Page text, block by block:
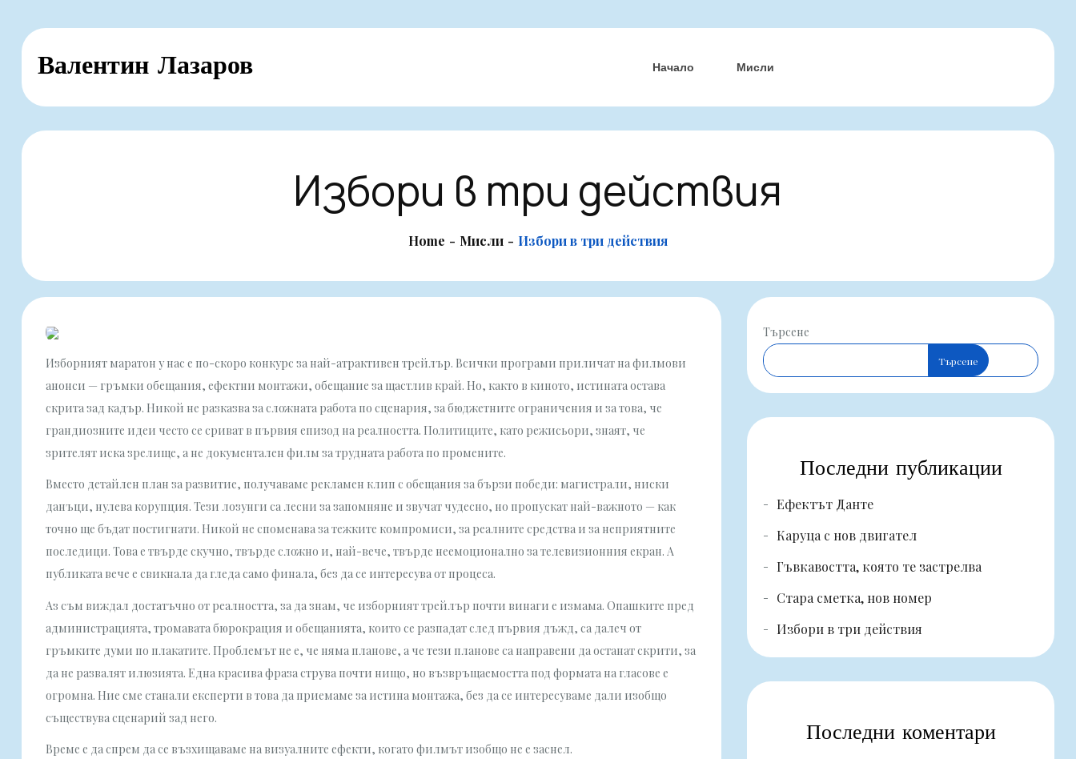
content
Валентин Лазаров Начало Мисли
Избори в три действия
Home Мисли Избори в три действия
Изборният маратон у нас е по-скоро конкурс за най-атрактивен трейлър. Всички програми приличат на филмови
анонси — гръмки обещания, ефектни монтажи, обещание за щастлив край. Но, както в киното, истината остава
скрита зад кадър. Никой не разказва за сложната работа по сценария, за бюджетните ограничения и за това, че
грандиозните идеи често се сриват в първия епизод на реалността. Политиците, като режисьори, знаят, че
зрителят иска зрелище, а не документален филм за трудната работа по промените.
Вместо детайлен план за развитие, получаваме рекламен клип с обещания за бързи победи: магистрали, ниски
данъци, нулева корупция. Тези лозунги са лесни за запомняне и звучат чудесно, но пропускат най-важното — как
точно ще бъдат постигнати. Никой не споменава за тежките компромиси, за реалните средства и за неприятните
последици. Това е твърде скучно, твърде сложно и, най-вече, твърде неемоционално за телевизионния екран. А
публиката вече е свикнала да гледа само финала, без да се интересува от процеса.
Аз съм виждал достатъчно от реалността, за да знам, че изборният трейлър почти винаги е измама. Опашките пред
администрацията, тромавата бюрокрация и обещанията, които се разпадат след първия дъжд, са далеч от
гръмките думи по плакатите. Проблемът не е, че няма планове, а че тези планове са направени да останат скрити, за
да не развалят илюзията. Една красива фраза струва почти нищо, но възвръщаемостта под формата на гласове е
огромна. Ние сме станали експерти в това да приемаме за истина монтажа, без да се интересуваме дали изобщо
съществува сценарий зад него.
Време е да спрем да се възхищаваме на визуалните ефекти, когато филмът изобщо не е заснел.
Търсене
Търсене
Последни публикации
Ефектът Данте
Каруца с нов двигател
Гъвкавостта, която те застрелва
Стара сметка, нов номер
Избори в три действия
Последни коментари